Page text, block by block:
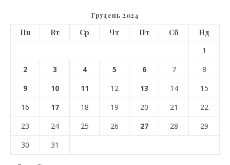
Грудень 2024
Пн Вт Ср Чт Пт Сб
Нд
1
2
3 4 5 6 7
8
9
10 11 12 13 14
15
16
17 18 19 20 21
22
23
24 25 26 27 28
29
30
31